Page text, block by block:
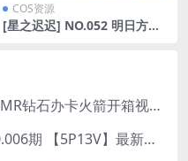
COS资源
[星之迟迟] NO.052 明日方舟
斗鱼主播婉儿别闹最新ASMR钻石办卡火箭开箱视频+音频合集-47个资源打包下载 [39V-10.1GB]
抖音 爆龙战神 微密圈 NO.006期 【5P13V】最新至：2023.6.7(暴龙神和战龙皇)